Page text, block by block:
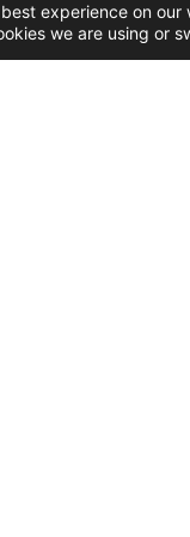
experience on our
we are using or